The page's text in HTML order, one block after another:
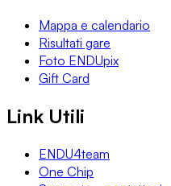
Mappa e calendario
Risultati gare
Foto ENDUpix
Gift Card
Link Utili
ENDU4team
One Chip